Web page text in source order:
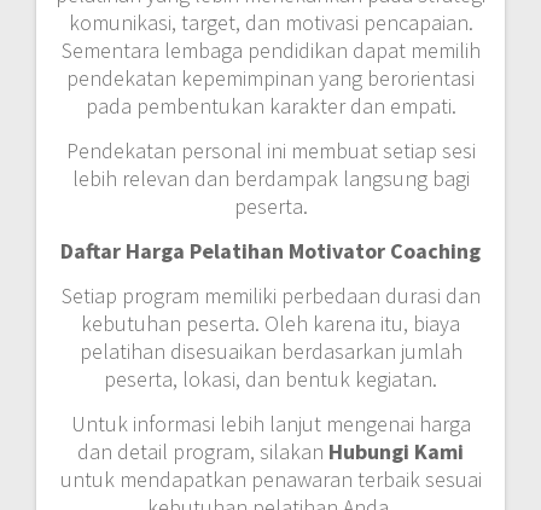
komunikasi, target, dan motivasi pencapaian.
Sementara lembaga pendidikan dapat memilih
pendekatan kepemimpinan yang berorientasi
pada pembentukan karakter dan empati.
Pendekatan personal ini membuat setiap sesi
lebih relevan dan berdampak langsung bagi
peserta.
Daftar Harga Pelatihan Motivator Coaching
Setiap program memiliki perbedaan durasi dan
kebutuhan peserta. Oleh karena itu, biaya
pelatihan disesuaikan berdasarkan jumlah
peserta, lokasi, dan bentuk kegiatan.
Untuk informasi lebih lanjut mengenai harga
dan detail program, silakan Hubungi Kami
untuk mendapatkan penawaran terbaik sesuai